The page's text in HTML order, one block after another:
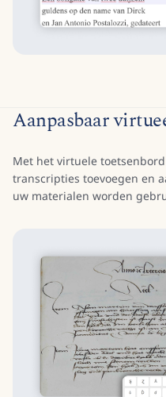
Aanpasbaar
Met het virtuele
transcripties toevoegen en
uw materialen worden